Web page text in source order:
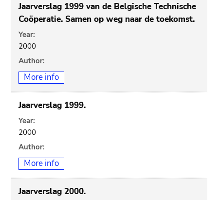
Jaarverslag 1999 van de Belgische Technische
Coöperatie. Samen op weg naar de toekomst.
Year:
2000
Author:
More info
Jaarverslag 1999.
Year:
2000
Author:
More info
Jaarverslag 2000.